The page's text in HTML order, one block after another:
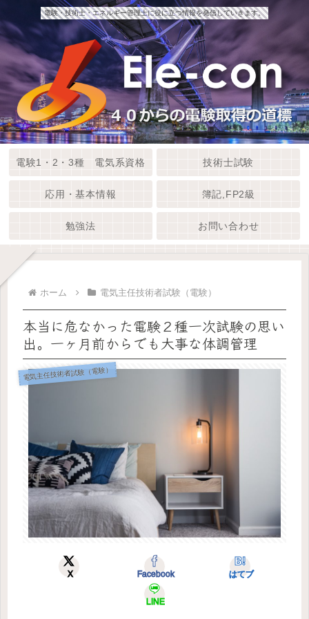
電験・技術士・エネルギー管理士に役に立つ情報を発信していきます。
電験1・2・3種 電気系資格 技術士試験
応用・基本情報 簿記,FP2級
勉強法 お問い合わせ
ホーム 電気主任技術者試験（電験）
本当に危なかった電験２種一次試験の思い
出。一ヶ月前からでも大事な体調管理
電気主任技術者試験（電験）
X Facebook はてブ
LINE